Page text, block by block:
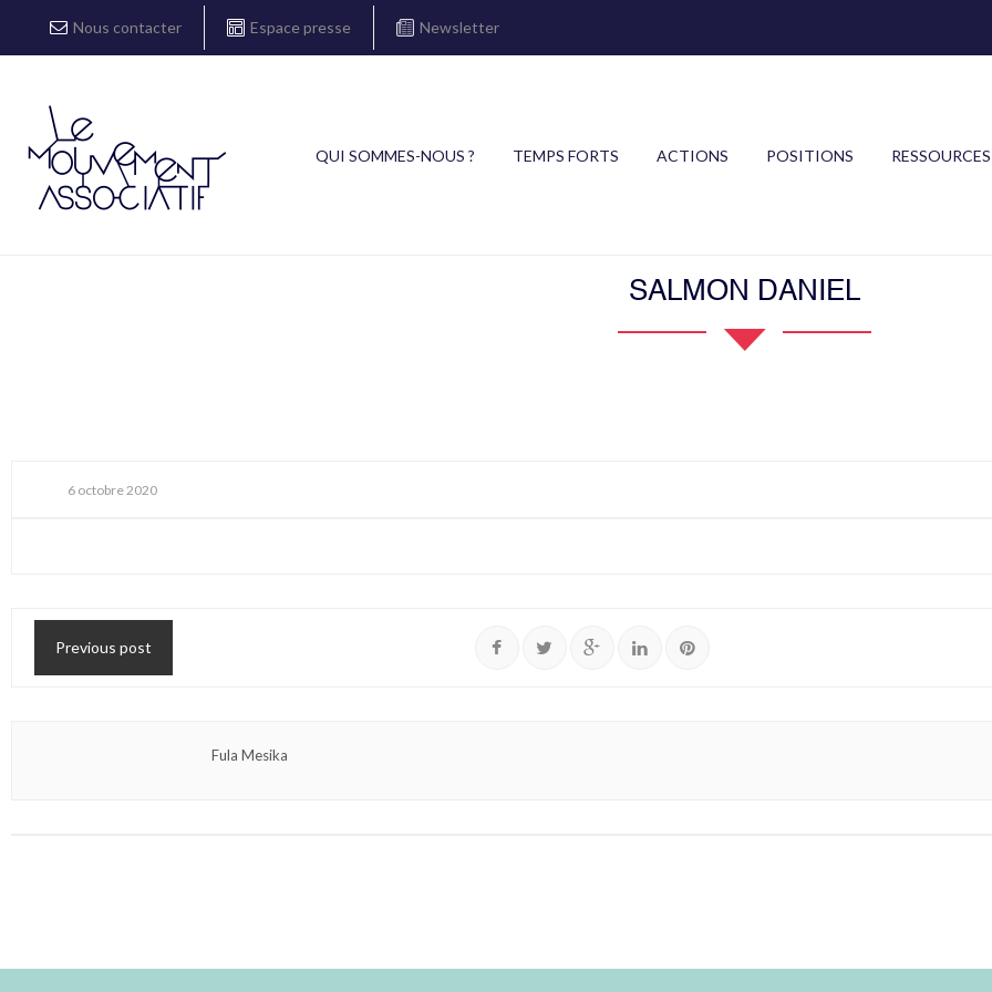
Nous contacter Espace presse Newsletter
QUI SOMMES-NOUS ? TEMPS FORTS ACTIONS POSITIONS RESSOURCES
SALMON DANIEL
6 octobre 2020
Previous post
Fula Mesika